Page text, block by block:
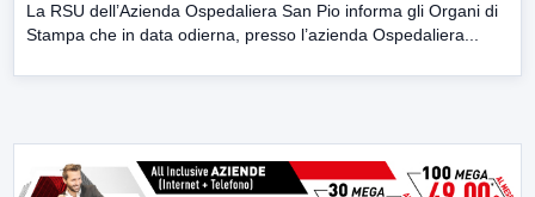
La RSU dell’Azienda Ospedaliera San Pio informa gli Organi di
Stampa che in data odierna, presso l’azienda Ospedaliera...